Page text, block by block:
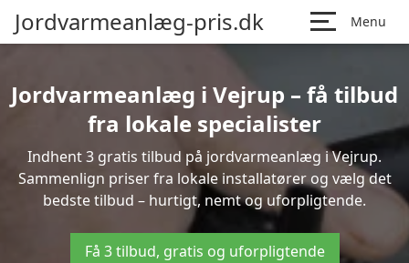
Jordvarmeanlæg-pris.dk Menu
Jordvarmeanlæg i Vejrup – få tilbud
fra lokale specialister
Indhent 3 gratis tilbud på jordvarmeanlæg i Vejrup.
Sammenlign priser fra lokale installatører og vælg det
bedste tilbud – hurtigt, nemt og uforpligtende.
Få 3 tilbud, gratis og uforpligtende